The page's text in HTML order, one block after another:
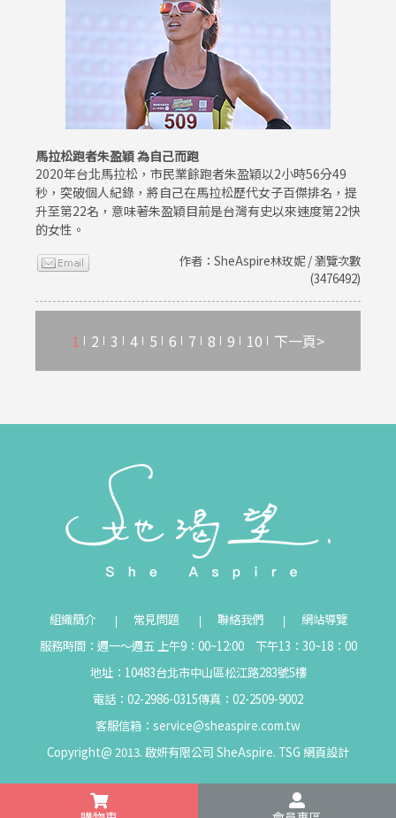
馬拉松跑者朱盈穎 為自己而跑
2020年台北馬拉松，市民業餘跑者朱盈穎以2小時56分49
秒，突破個人紀錄，將自己在馬拉松歷代女子百傑排名，提
升至第22名，意味著朱盈穎目前是台灣有史以來速度第22快
的女性。
作者：SheAspire林玫妮 / 瀏覽次數
(3476492)
1 2 3 4 5 6 7 8 9 10 下一頁>
組織簡介 常見問題 聯絡我們
網站導覽
服務時間：週一～週五 上午9：00~12:00 下午13：30~18：00
地址：10483台北市中山區松江路283號5樓
電話：02-2986-0315傳真：02-2509-9002
客服信箱： service@sheaspire.com.tw
Copyright@ 2013. 啟妍有限公司 SheAspire. TSG 網頁設計